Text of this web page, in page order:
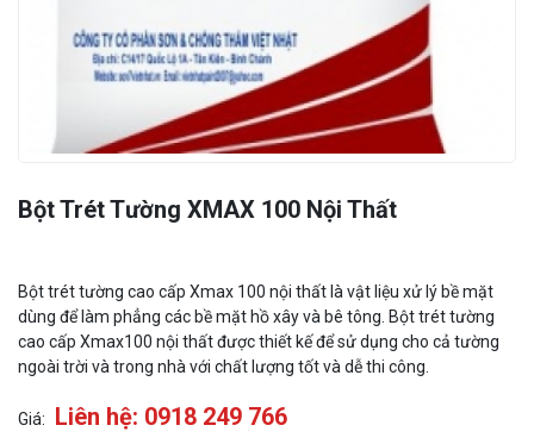
Bột Trét Tường XMAX 100 Nội Thất
Bột trét tường cao cấp Xmax 100 nội thất là vật liệu xử lý bề mặt
dùng để làm phẳng các bề mặt hồ xây và bê tông. Bột trét tường
cao cấp Xmax100 nội thất được thiết kế để sử dụng cho cả tường
ngoài trời và trong nhà với chất lượng tốt và dễ thi công.
Giá: Liên hệ: 0918 249 766